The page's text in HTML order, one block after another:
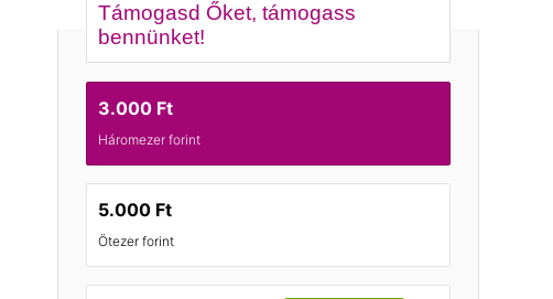
Támogasd Őket, támogass
bennünket!
3.000 Ft
Háromezer forint
5.000 Ft
Ötezer forint